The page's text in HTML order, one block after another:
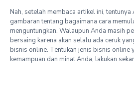
Nah, setelah membaca artikel ini,
gambaran tentang bagaimana cara
menguntungkan. Walaupun Anda masih
bersaing karena akan selalu ada ceruk
bisnis online. Tentukan jenis bisnis online
kemampuan dan minat Anda, lakukan